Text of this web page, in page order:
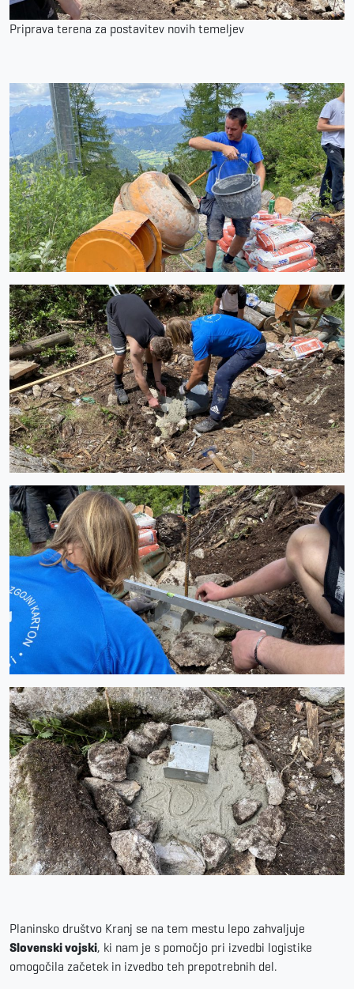
Priprava terena za postavitev novih temeljev
Planinsko društvo Kranj se na tem mestu lepo zahvaljuje
Slovenski vojski, ki nam je s pomočjo pri izvedbi logistike
omogočila začetek in izvedbo teh prepotrebnih del.